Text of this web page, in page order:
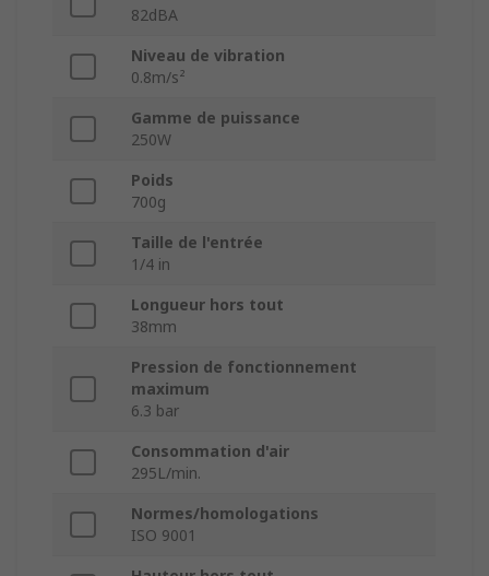
82dBA
Niveau de vibration
0.8m/s²
Gamme de puissance
250W
Poids
700g
Taille de l'entrée
1/4 in
Longueur hors tout
38mm
Pression de fonctionnement
maximum
6.3 bar
Consommation d'air
295L/min.
Normes/homologations
ISO 9001